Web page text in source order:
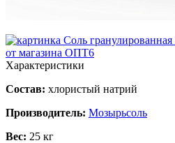
Характеристики
Состав: хлористый натрий
Производитель: Мозырьсоль
Вес: 25 кг